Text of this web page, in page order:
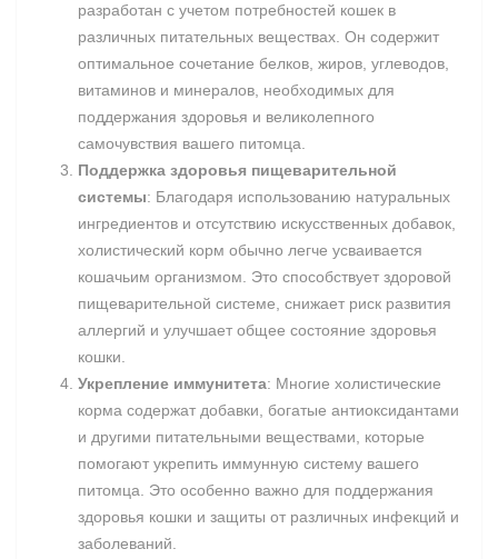
разработан с учетом потребностей кошек в
различных питательных веществах. Он содержит
оптимальное сочетание белков, жиров, углеводов,
витаминов и минералов, необходимых для
поддержания здоровья и великолепного
самочувствия вашего питомца.
Поддержка здоровья пищеварительной
системы: Благодаря использованию натуральных
ингредиентов и отсутствию искусственных добавок,
холистический корм обычно легче усваивается
кошачьим организмом. Это способствует здоровой
пищеварительной системе, снижает риск развития
аллергий и улучшает общее состояние здоровья
кошки.
Укрепление иммунитета: Многие холистические
корма содержат добавки, богатые антиоксидантами
и другими питательными веществами, которые
помогают укрепить иммунную систему вашего
питомца. Это особенно важно для поддержания
здоровья кошки и защиты от различных инфекций и
заболеваний.